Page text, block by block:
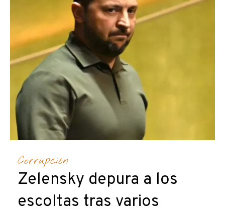
Corrupción
Zelensky depura a los
escoltas tras varios